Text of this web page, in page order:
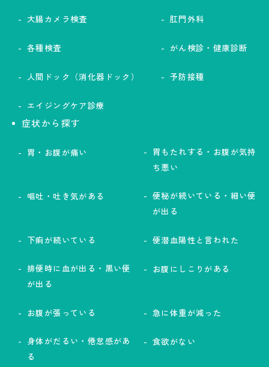
大腸カメラ検査 肛門外科
各種検査 がん検診・健康診断
人間ドック（消化器ドック） 予防接種
エイジングケア診療
症状から探す
胃・お腹が痛い
胃もたれする・お腹が気持
ち悪い
嘔吐・吐き気がある
便秘が続いている・細い便
が出る
下痢が続いている 便潜血陽性と言われた
排便時に血が出る・黒い便
が出る
お腹にしこりがある
お腹が張っている 急に体重が減った
身体がだるい・倦怠感があ
る
食欲がない